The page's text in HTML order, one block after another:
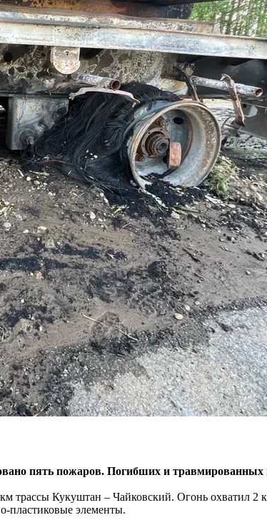
пять пожаров. Погибших и
трассы Кукуштан – Чайковский. Огонь охватил 2
пластиковые элементы.